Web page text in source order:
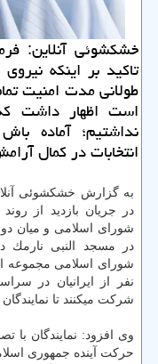
خشكشوئی آنلاین:
تاكید بر اینكه
طولانی مدت امنیت
است اظهار داشت
نداشتیم؛ آماده
انتخابات در كمال
به گزارش خشكشوئی
در جریان بازدید از
شورای اسلامی و میان
در مسجد النبی نارمك
شورای اسلامی مجموعه
نفر از ایرانیان در
شركت میكنند تا
وی افزود: نمایندگان با
حركت آینده جمهوری